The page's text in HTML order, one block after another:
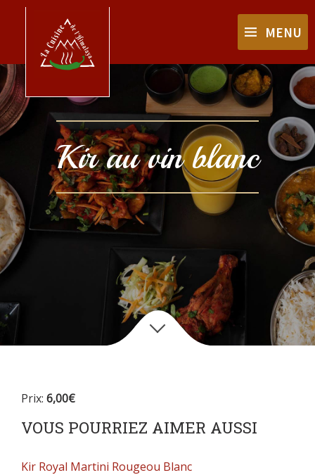
MENU
Kir au vin blanc
Prix: 6,00€
VOUS POURRIEZ AIMER AUSSI
Kir Royal Martini Rougeou Blanc